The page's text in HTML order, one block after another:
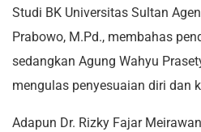
Studi BK Universitas Sultan
Prabowo, M.Pd., membahas
sedangkan Agung Wahyu
mengulas penyesuaian diri dan
Adapun Dr. Rizky Fajar